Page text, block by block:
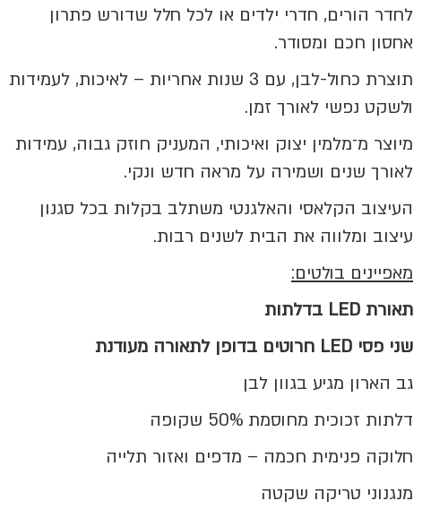
לחדר הורים, חדרי ילדים או לכל חלל שדורש פתרון
אחסון חכם ומסודר.
תוצרת כחול-לבן, עם 3 שנות אחריות – לאיכות, לעמידות
ולשקט נפשי לאורך זמן.
מיוצר מ־מלמין יצוק ואיכותי, המעניק חוזק גבוה, עמידות
לאורך שנים ושמירה על מראה חדש ונקי.
העיצוב הקלאסי והאלגנטי משתלב בקלות בכל סגנון
עיצוב ומלווה את הבית לשנים רבות.
מאפיינים בולטים:
תאורת
בדלתות
שני פסי LED חרוטים בדופן לתאורה מעודנת
גב הארון מגיע בגוון לבן
דלתות זכוכית מחוסמת 50% שקופה
חלוקה פנימית חכמה – מדפים ואזור תלייה
מנגנוני טריקה שקטה